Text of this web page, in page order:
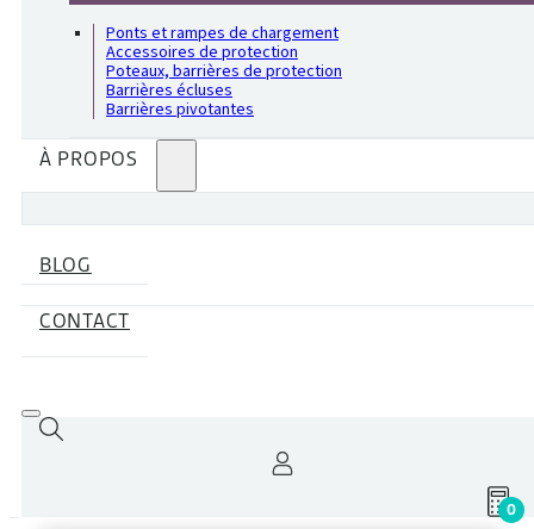
Ponts et rampes de chargement
Accessoires de protection
Poteaux, barrières de protection
Barrières écluses
Barrières pivotantes
À PROPOS
BLOG
CONTACT
0